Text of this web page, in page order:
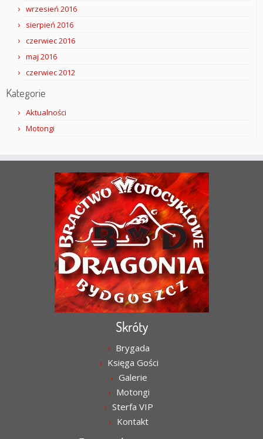
wrzesień 2016
sierpień 2016
czerwiec 2016
maj 2016
czerwiec 2012
Kategorie
Aktualności
Motongi
Skróty
Brygada
Księga Gości
Galerie
Motongi
Sterfa VIP
Kontakt